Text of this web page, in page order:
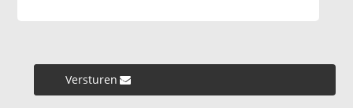
Versturen »